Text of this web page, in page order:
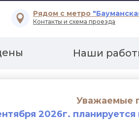
Рядом с метро
Контакты и схема проезда
Наши
Уважаемые
2026г.